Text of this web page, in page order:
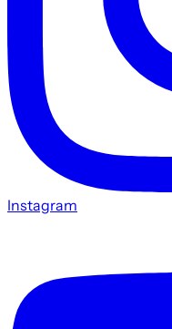
Instagram